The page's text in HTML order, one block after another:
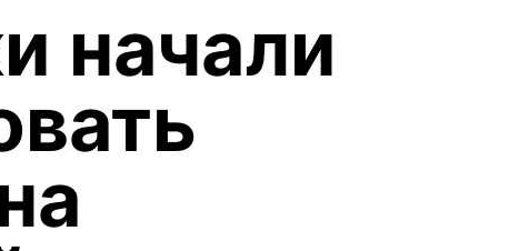
начали